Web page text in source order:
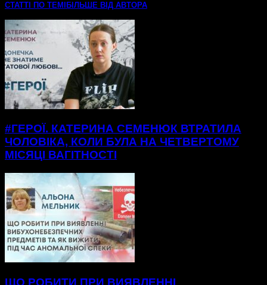
СТАТТІ ПО ТЕМІ БІЛЬШЕ ВІД АВТОРА
#ГЕРОЇ. КАТЕРИНА СЕМЕНЮК ВТРАТИЛА
ЧОЛОВІКА, КОЛИ БУЛА НА ЧЕТВЕРТОМУ
МІСЯЦІ ВАГІТНОСТІ
ЩО РОБИТИ ПРИ ВИЯВЛЕННІ